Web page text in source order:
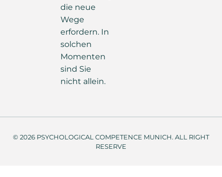
die neue
Wege
erfordern. In
solchen
Momenten
sind Sie
nicht allein.
© 2026 PSYCHOLOGICAL COMPETENCE MUNICH. ALL RIGHT
RESERVE